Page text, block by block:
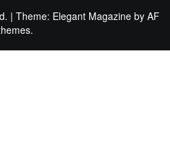
| Theme: Elegant Magazineby AF
.